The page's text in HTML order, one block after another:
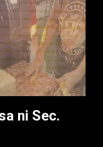
ni Sec.